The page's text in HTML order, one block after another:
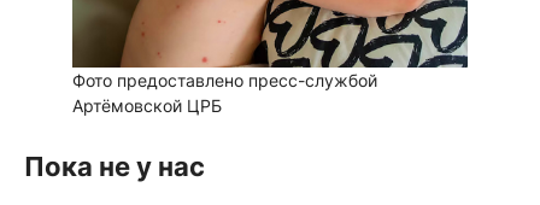
Фото предоставлено пресс-службой
Артёмовской ЦРБ
Пока не у нас